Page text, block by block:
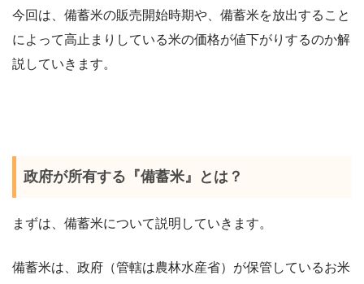
今回は、備蓄米の販売開始時期や、備蓄米を放出すること
によって高止まりしている米の価格が値下がりするのか解
説していきます。
政府が所有する『備蓄米』とは？
まずは、備蓄米について説明していきます。
備蓄米は、政府（管轄は農林水産省）が保管しているお米